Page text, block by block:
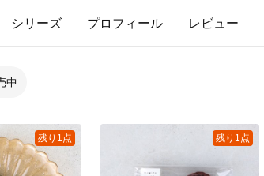
シリーズ プロフィール レビュー
中
残り1点 残り1点